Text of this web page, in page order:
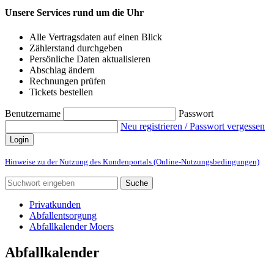
Unsere Services rund um die Uhr
Alle Vertragsdaten auf einen Blick
Zählerstand durchgeben
Persönliche Daten aktualisieren
Abschlag ändern
Rechnungen prüfen
Tickets bestellen
Benutzername
Passwort
Neu registrieren / Passwort vergessen
Login
Hinweise zu der Nutzung des Kundenportals (Online-Nutzungsbedingungen)
Suche
Privatkunden
Abfallentsorgung
Abfallkalender Moers
Abfallkalender